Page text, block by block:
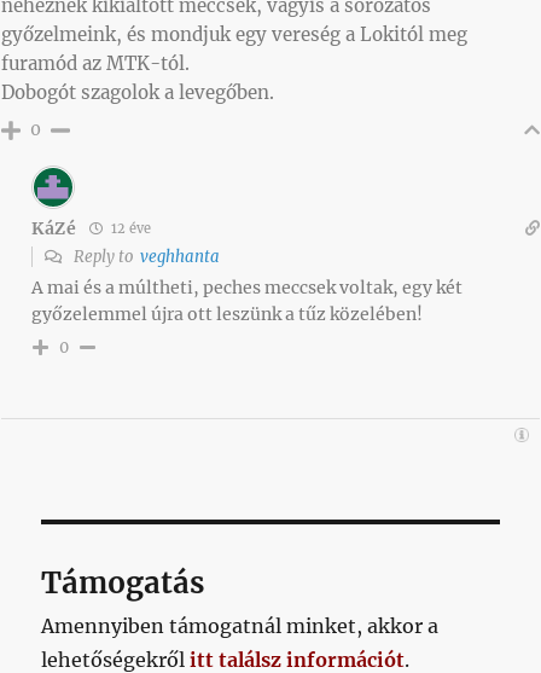
nehéznek kikiáltott meccsek, vagyis a sorozatos
győzelmeink, és mondjuk egy vereség a Lokitól meg
furamód az MTK-tól.
Dobogót szagolok a levegőben.
0
KáZé 12 éve
Reply to veghhanta
A mai és a múltheti, peches meccsek voltak, egy két
győzelemmel újra ott leszünk a tűz közelében!
0
Támogatás
Amennyiben támogatnál minket, akkor a
lehetőségekrőlitt találsz információt.